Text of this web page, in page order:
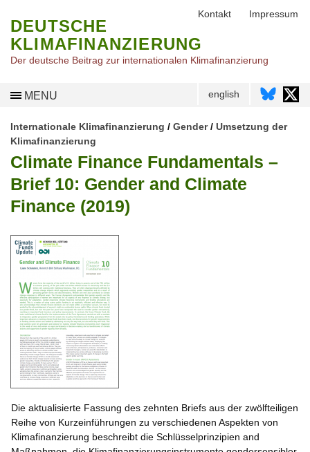
DEUTSCHE
KLIMAFINANZIERUNG
Der deutsche Beitrag zur internationalen Klimafinanzierung
MENU english
Internationale Klimafinanzierung / Gender/ Umsetzung der
Klimafinanzierung
Climate Finance Fundamentals –
Brief 10: Gender and Climate
Finance (2019)
Die aktualisierte Fassung des zehnten Briefs aus der zwölfteiligen
Reihe von Kurzeinführungen zu verschiedenen Aspekten von
Klimafinanzierung beschreibt die Schlüsselprinzipien and
Kontakt Impressum